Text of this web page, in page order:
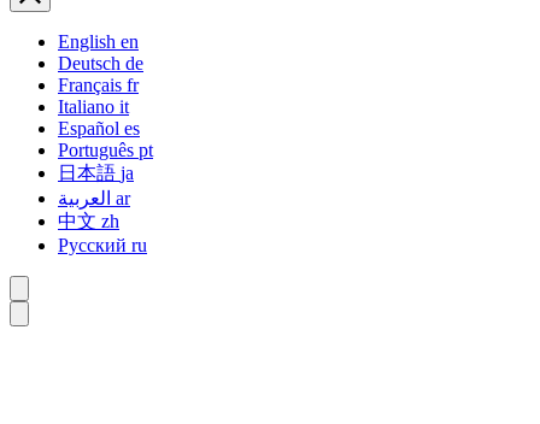
English en
Deutsch de
Français fr
Italiano it
Español es
Português pt
日本語 ja
ar
中文 zh
Русский ru